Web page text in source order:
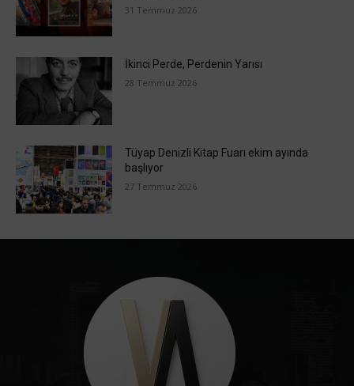
31 Temmuz 2026
İkinci Perde, Perdenin Yarısı
28 Temmuz 2026
Tüyap Denizli Kitap Fuarı ekim ayında
başlıyor
27 Temmuz 2026